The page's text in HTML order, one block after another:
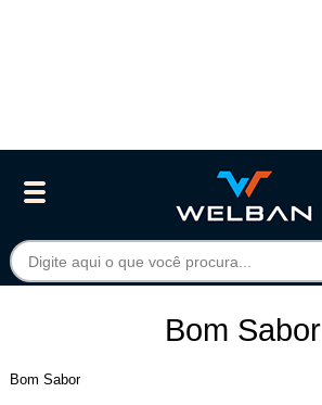
Bom Sabor
Bom Sabor